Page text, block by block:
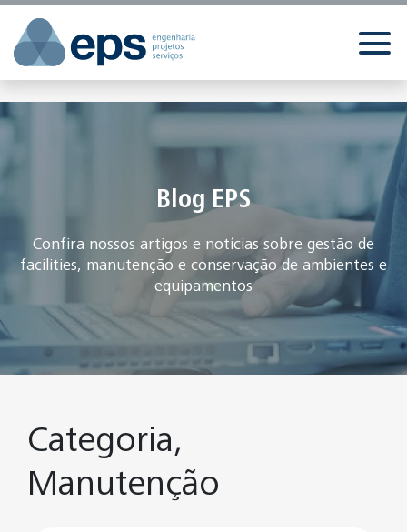
Blog EPS
Confira nossos artigos e notícias sobre gestão de
facilities, manutenção e conservação de ambientes e
equipamentos
Categoria,
Manutenção